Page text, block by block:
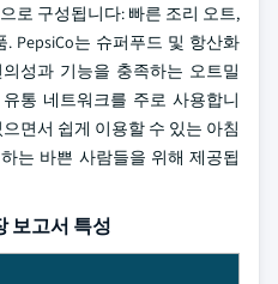
로 구성됩니다: 빠른 조리 오트,
PepsiCo는 슈퍼푸드 및 항산화
성과 기능을 충족하는 오트밀
통 네트워크를 주로 사용합니
면서 쉽게 이용할 수 있는 아침
는 바쁜 사람들을 위해 제공됩
보고서 특성